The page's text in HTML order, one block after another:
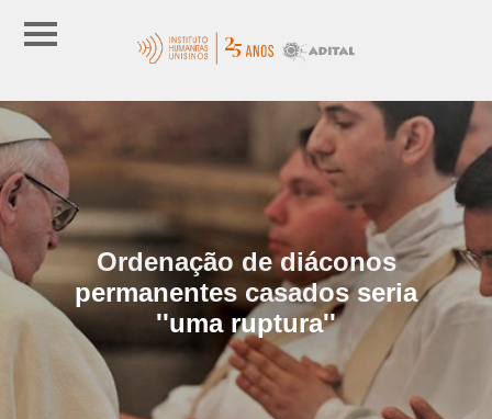
Ordenação de diáconos
permanentes casados seria
''uma ruptura''